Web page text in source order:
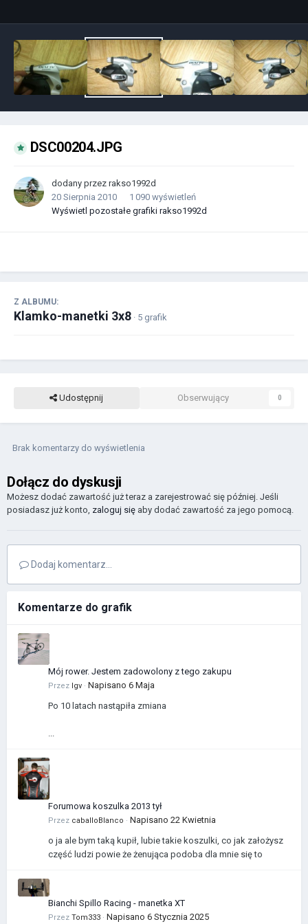
DSC00204.JPG
dodany przez rakso1992d
20 Sierpnia 2010
1 090 wyświetleń
Wyświetl pozostałe grafiki rakso1992d
Z ALBUMU:
Klamko-manetki 3x8 · 5 grafik
Udostępnij Obserwujący 0
Brak komentarzy do wyświetlenia
Dołącz do dyskusji
Możesz dodać zawartość już teraz a zarejestrować się później. Jeśli
posiadasz już konto, zaloguj się aby dodać zawartość za jego pomocą.
Dodaj komentarz...
Komentarze do grafik
Mój rower. Jestem zadowolony z tego zakupu
Przez Igv · Napisano 6 Maja
Po 10 latach nastąpiła zmiana
Forumowa koszulka 2013 tył
Przez caballoBlanco · Napisano 22 Kwietnia
o ja ale bym taką kupił, lubie takie koszulki, co jak założysz
część ludzi powie że żenująca podoba dla mnie się to
Bianchi Spillo Racing - manetka XT
Przez Tom333 · Napisano 6 Stycznia 2025